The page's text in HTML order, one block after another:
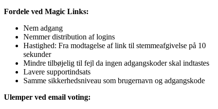
Fordele ved Magic Links:
Nem adgang
Nemmer distribution af logins
Hastighed: Fra modtagelse af link til stemmeafgivelse på 10
sekunder
Mindre tilbøjelig til fejl da ingen adgangskoder skal indtastes
Lavere supportindsats
Samme sikkerhedsniveau som brugernavn og adgangskode
Ulemper ved email voting: